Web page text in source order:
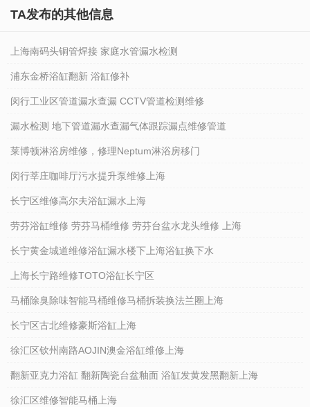
TA发布的其他信息
上海南码头铜管焊接 家庭水管漏水检测
浦东金桥浴缸翻新 浴缸修补
闵行工业区管道漏水查漏 CCTV管道检测维修
漏水检测 地下管道漏水查漏气体跟踪漏点维修管道
莱博顿淋浴房维修，修理Neptum淋浴房移门
闵行莘庄咖啡厅污水提升泵维修上海
长宁区维修高尔夫浴缸漏水上海
劳芬浴缸维修 劳芬马桶维修 劳芬台盆水龙头维修 上海
长宁黄金城道维修浴缸漏水楼下上海浴缸换下水
上海长宁路维修TOTO浴缸长宁区
马桶除臭除味智能马桶维修马桶拆装换法兰圈上海
长宁区古北维修豪斯浴缸上海
徐汇区钦州南路AOJIN澳金浴缸维修上海
翻新亚克力浴缸 翻新陶瓷台盆釉面 浴缸发黄发黑翻新上海
徐汇区维修智能马桶上海